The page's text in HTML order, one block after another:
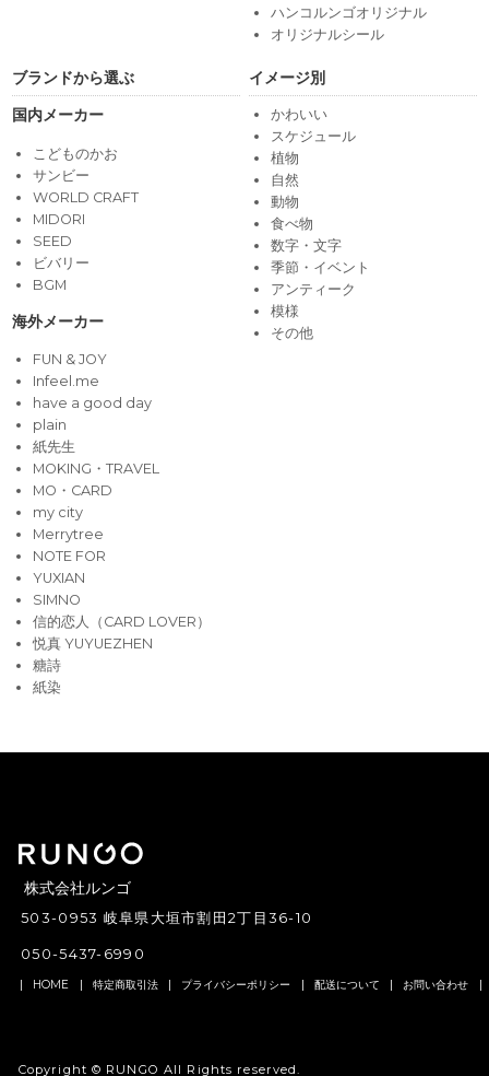
ハンコルンゴオリジナル
オリジナルシール
ブランドから選ぶ
国内メーカー
こどものかお
サンビー
WORLD CRAFT
MIDORI
SEED
ビバリー
BGM
海外メーカー
FUN & JOY
Infeel.me
have a good day
plain
紙先生
MOKING・TRAVEL
MO・CARD
my city
Merrytree
NOTE FOR
YUXIAN
SIMNO
信的恋人（CARD LOVER）
悦真 YUYUEZHEN
糖詩
紙染
イメージ別
かわいい
スケジュール
植物
自然
動物
食べ物
数字・文字
季節・イベント
アンティーク
模様
その他
株式会社ルンゴ
503-0953 岐阜県大垣市割田2丁目36-10
050-5437-6990
HOME 特定商取引法 プライバシーポリシー 配送について お問い合わせ
Copyright © RUNGO All Rights reserved.